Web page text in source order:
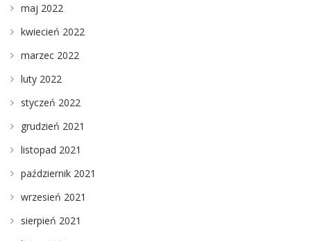
maj 2022
kwiecień 2022
marzec 2022
luty 2022
styczeń 2022
grudzień 2021
listopad 2021
październik 2021
wrzesień 2021
sierpień 2021